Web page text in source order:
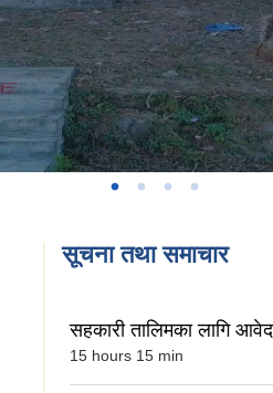
सूचना तथा समाचार
सहकारी तालिमका लागि
15 hours 15 min